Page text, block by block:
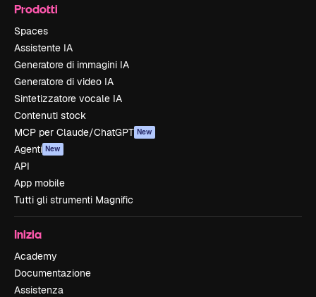
Prodotti
Spaces
Assistente IA
Generatore di immagini IA
Generatore di video IA
Sintetizzatore vocale IA
Contenuti stock
MCP per Claude/ChatGPT New
Agenti New
API
App mobile
Tutti gli strumenti Magnific
Inizia
Academy
Documentazione
Assistenza